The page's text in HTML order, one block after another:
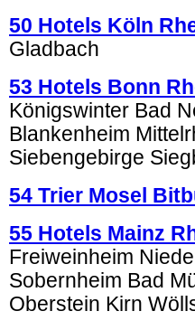
50 Hotels Köln
Gladbach
53 Hotels Bonn
Königswinter Bad
Blankenheim
Siebengebirge
54 Trier Mosel
55 Hotels Mainz
Freiweinheim
Sobernheim Bad
Oberstein Kirn